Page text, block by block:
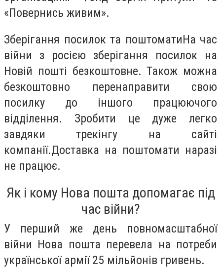
«Повернись живим».
Зберігання посилок та поштоматиНа час
війни з росією зберігання посилок на
Новій пошті безкоштовне. Також можна
безкоштовно перенаправити свою
посилку до іншого працюючого
відділення. Зробити це дуже легко
завдяки трекінгу на сайті
компанії.Доставка на поштомати наразі
не працює.
Як і кому Нова пошта допомагає під
час війни?
У перший же день повномасштабної
війни Нова пошта перевела на потреби
української армії 25 мільйонів гривень.